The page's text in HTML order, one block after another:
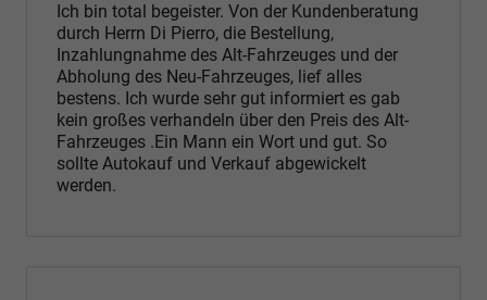
Ich bin total begeister. Von der Kundenberatung
durch Herrn Di Pierro, die Bestellung,
Inzahlungnahme des Alt-Fahrzeuges und der
Abholung des Neu-Fahrzeuges, lief alles
bestens. Ich wurde sehr gut informiert es gab
kein großes verhandeln über den Preis des Alt-
Fahrzeuges .Ein Mann ein Wort und gut. So
sollte Autokauf und Verkauf abgewickelt
werden.